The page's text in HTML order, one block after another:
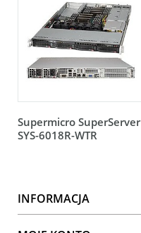
Supermicro SuperServer
SYS-6018R-WTR
INFORMACJA